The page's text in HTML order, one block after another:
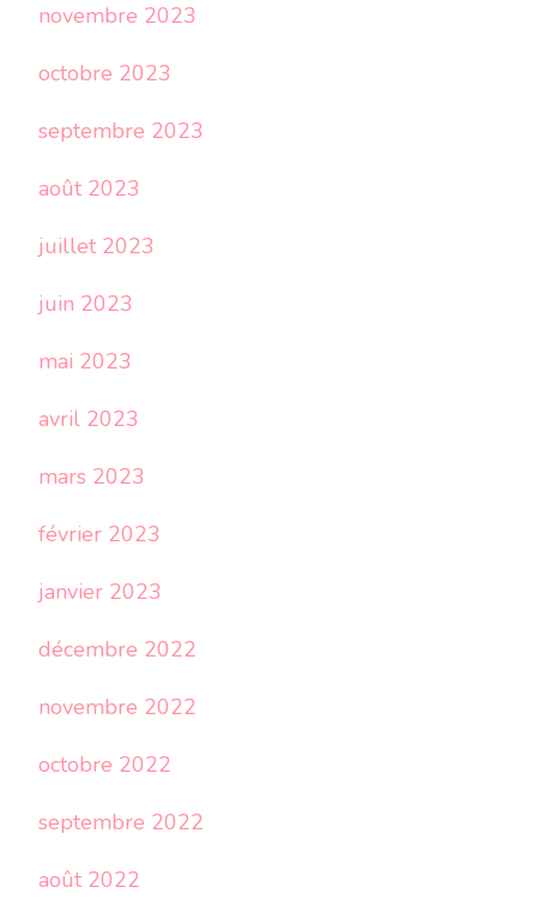
novembre 2023
octobre 2023
septembre 2023
août 2023
juillet 2023
juin 2023
mai 2023
avril 2023
mars 2023
février 2023
janvier 2023
décembre 2022
novembre 2022
octobre 2022
septembre 2022
août 2022